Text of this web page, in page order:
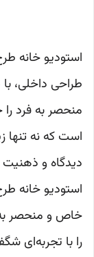
استودیو خانه
طراحی داخلی،
منحصر به فرد
است که نه تنها
دیدگاه و
استودیو خانه
خاص و منحصر به
را با تجربه‌ای